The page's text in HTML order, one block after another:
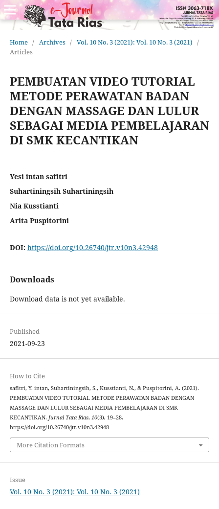
Home / Archives / Vol. 10 No. 3 (2021): Vol. 10 No. 3 (2021) /
Articles
PEMBUATAN VIDEO TUTORIAL
METODE PERAWATAN BADAN
DENGAN MASSAGE DAN LULUR
SEBAGAI MEDIA PEMBELAJARAN
DI SMK KECANTIKAN
Yesi intan safitri
Suhartiningsih Suhartiningsih
Nia Kusstianti
Arita Puspitorini
DOI: https://doi.org/10.26740/jtr.v10n3.42948
Downloads
Download data is not yet available.
Published
2021-09-23
How to Cite
safitri, Y. intan, Suhartiningsih, S., Kusstianti, N., & Puspitorini, A. (2021).
PEMBUATAN VIDEO TUTORIAL METODE PERAWATAN BADAN DENGAN
MASSAGE DAN LULUR SEBAGAI MEDIA PEMBELAJARAN DI SMK
KECANTIKAN. Jurnal Tata Rias, 10(3), 19–28.
https://doi.org/10.26740/jtr.v10n3.42948
More Citation Formats
Issue
Vol. 10 No. 3 (2021): Vol. 10 No. 3 (2021)